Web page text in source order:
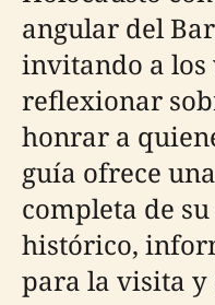
angular del
invitando a los
reflexionar
honrar a
guía ofrece
completa de
histórico,
para la visita y